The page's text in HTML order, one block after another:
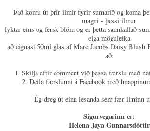
Það komu út þrír ilmir fyrir sumarið og koma
magni - þessi ilmur
lyktar eins og fersk blóm og er þetta sannkallað
eiga möguleika
að eignast 50ml glas af Marc Jacobs Daisy
að:
1. Skilja eftir comment við þessa færslu með
2. Deila færslunni á Facebook með
Ég dreg út einn lesanda sem fær ilminn
Sigurvegarinn er:
Helena Jaya Gunnarsdóttir